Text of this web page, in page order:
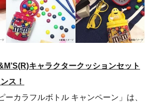
キャラクタークッションセット
ス！
ーカラフルボトル キャンペーン」は、